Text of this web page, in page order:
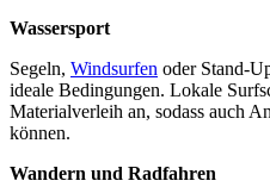
Wassersport
Segeln, Windsurfen oder Stand-
ideale Bedingungen. Lokale
Materialverleih an, sodass auch
können.
Wandern und Radfahren